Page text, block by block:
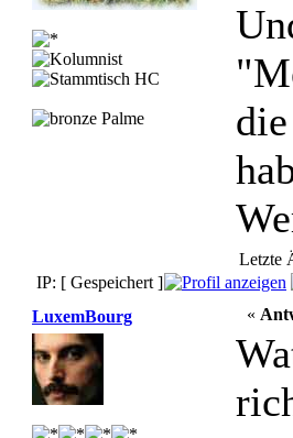
Letzte
IP: [ Gespeichert ]
LuxemBourg
«